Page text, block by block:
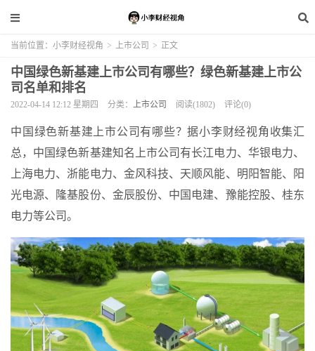
当前位置： 小李财经视角 > 上市公司 > 正文
中国绿色新基建上市公司有哪些？绿色新基建上市公
司名单和排名
2022-04-14 12:12 星期四 分类： 上市公司 阅读(1802) 评论(0)
中国绿色新基建上市公司有哪些？据小李财经视角收集汇
总，中国绿色新基建知名上市公司有长江电力、华银电力、
上海电力、浙能电力、金风科技、天顺风能、明阳智能、阳
光电源、隆基股份、金辰股份、中国电建、豫能控股、桂东
电力等公司。